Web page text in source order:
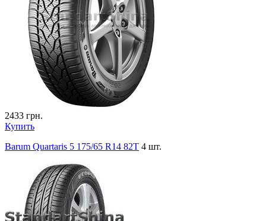
2433 грн.
Купить
Barum Quartaris 5 175/65 R14 82T 4 шт.